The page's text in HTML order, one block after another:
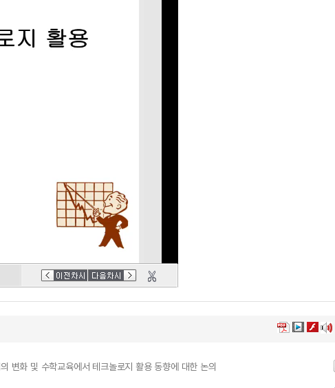
변화 및 수학교육에서 테크놀로지 활용 동향에 대한 논의